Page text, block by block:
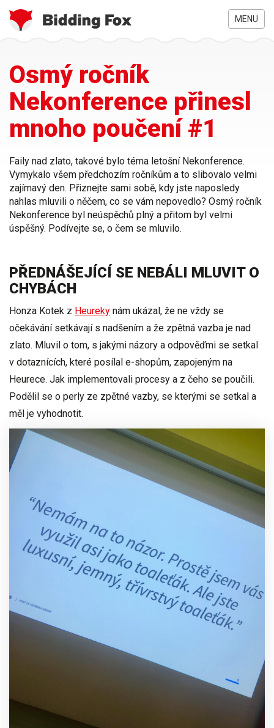
hlavnímu
obsahu
MENU
zde
Osmý ročník
Nekonference přinesl
mnoho poučení #1
Faily nad zlato, takové bylo téma letošní Nekonference.
Vymykalo všem předchozím ročníkům a to slibovalo velmi
zajímavý den. Přiznejte sami sobě, kdy jste naposledy
nahlas mluvili o něčem, co se vám nepovedlo? Osmý ročník
Nekonference byl neúspěchů plný a přitom byl velmi
úspěšný. Podívejte se, o čem se mluvilo.
PŘEDNÁŠEJÍCÍ SE NEBÁLI MLUVIT O
CHYBÁCH
Honza Kotek z Heureky nám ukázal, že ne vždy se
očekávání setkávají s nadšením a že zpětná vazba je nad
zlato. Mluvil o tom, s jakými názory a odpověďmi se setkal
v dotaznících, které posílal e-shopům, zapojeným na
Heurece. Jak implementovali procesy a z čeho se poučili.
Podělil se o perly ze zpětné vazby, se kterými se setkal a
měl je vyhodnotit.